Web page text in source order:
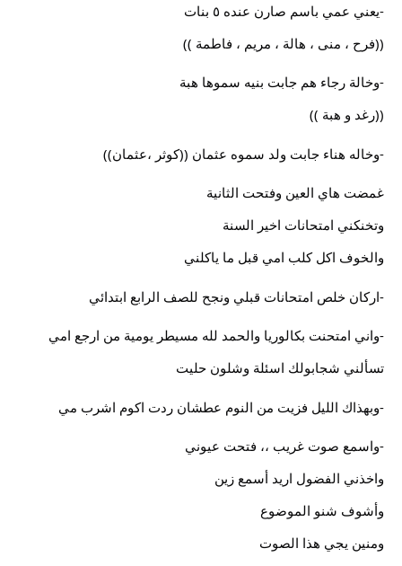
-يعني عمي باسم صارن عنده ٥ بنات
((فرح ، منى ، هالة ، مريم ، فاطمة ))
-وخالة رجاء هم جابت بنيه سموها هبة
((رغد و هبة ))
-وخاله هناء جابت ولد سموه عثمان ((كوثر ،عثمان))
غمضت هاي العين وفتحت الثانية
وتخنكني امتحانات اخير السنة
والخوف اكل كلب امي قبل ما ياكلني
-اركان خلص امتحانات قبلي ونجح للصف الرابع ابتدائي
-واني امتحنت بكالوريا والحمد لله مسيطر يومية من ارجع امي
تسألني شجابولك اسئلة وشلون حليت
-وبهذاك الليل فزيت من النوم عطشان ردت اكوم اشرب مي
-واسمع صوت غريب ،، فتحت عيوني
واخذني الفضول اريد أسمع زين
وأشوف شنو الموضوع
ومنين يجي هذا الصوت